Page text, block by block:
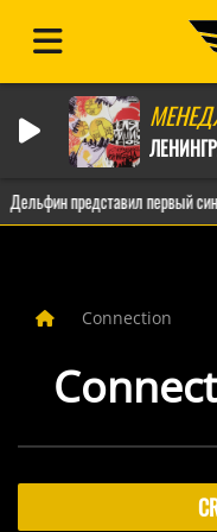
Дельфин представил первый
Connection